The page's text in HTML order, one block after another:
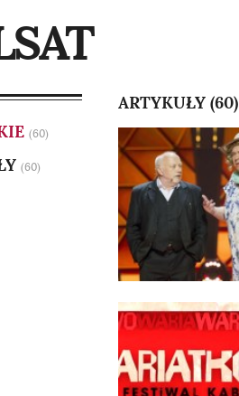
(60)
(60)
ARTYKUŁY (60)